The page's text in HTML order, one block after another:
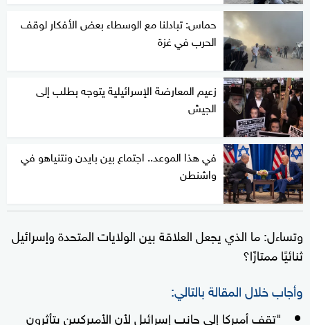
حماس: تبادلنا مع الوسطاء بعض الأفكار لوقف
الحرب في غزة
زعيم المعارضة الإسرائيلية يتوجه بطلب إلى
الجيش
في هذا الموعد.. اجتماع بين بايدن ونتنياهو في
واشنطن
وتساءل: ما الذي يجعل العلاقة بين الولايات المتحدة وإسرائيل
ثنائيًا ممتازًا؟
وأجاب خلال المقالة بالتالي:
"تقف أميركا إلى جانب إسرائيل لأن الأميركيين يتأثرون